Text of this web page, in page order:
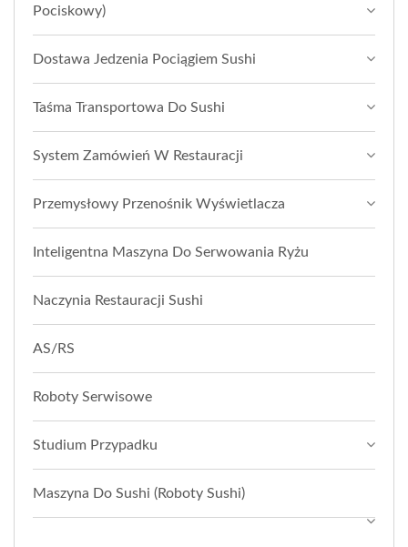
Pociskowy)
Dostawa Jedzenia Pociągiem Sushi
Taśma Transportowa Do Sushi
System Zamówień W Restauracji
Przemysłowy Przenośnik Wyświetlacza
Inteligentna Maszyna Do Serwowania Ryżu
Naczynia Restauracji Sushi
AS/RS
Roboty Serwisowe
Studium Przypadku
Maszyna Do Sushi (roboty Sushi)